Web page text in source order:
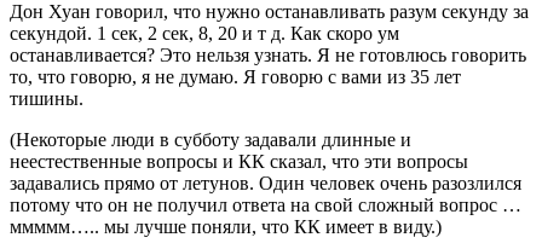
Дон Хуан говорил, что нужно останавливать разум секунду за
секундой. 1 сек, 2 сек, 8, 20 и т д. Как скоро ум
останавливается? Это нельзя узнать. Я не готовлюсь говорить
то, что говорю, я не думаю. Я говорю с вами из 35 лет
тишины.
(Некоторые люди в субботу задавали длинные и
неестественные вопросы и КК сказал, что эти вопросы
задавались прямо от летунов. Один человек очень разозлился
потому что он не получил ответа на свой сложный вопрос …
ммммм….. мы лучше поняли, что КК имеет в виду.)